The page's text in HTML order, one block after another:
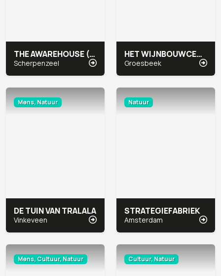
THE AWAREHOUSE (INTERFACE)
Scherpenzeel
HET WIJNBOUWCENTRUM
Groesbeek
Mens, Natuur
DE TUIN VAN TRALALA
Vinkeveen
Natuur
STRATEGIEFABRIEK
Amsterdam
Mens, Cultuur, Natuur Cultuur, Natuur